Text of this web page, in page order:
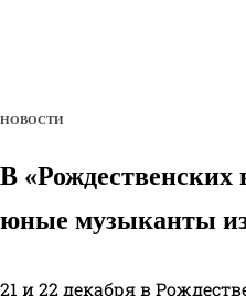
НОВОСТИ
В
юные музыканты
21 и 22 декабря в